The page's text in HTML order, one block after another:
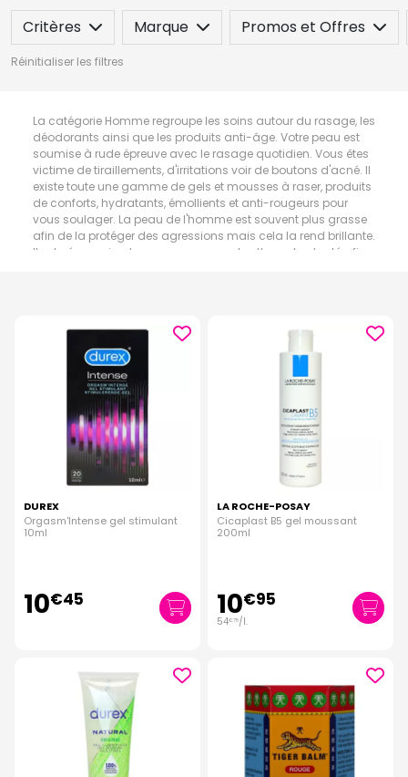
Critères Marque Promos et Offres
Réinitialiser les filtres
La catégorie Homme regroupe les soins autour du rasage, les
déodorants ainsi que les produits anti-âge. Votre peau est
soumise à rude épreuve avec le rasage quotidien. Vous êtes
victime de tiraillements, d'irritations voir de boutons d'acné. Il
existe toute une gamme de gels et mousses à raser, produits
de conforts, hydratants, émollients et anti-rougeurs pour
vous soulager. La peau de l'homme est souvent plus grasse
afin de la protéger des agressions mais cela la rend brillante.
Il est nécessaire de se procurer un gel nettoyant adapté afin
DUREX
Orgasm'Intense gel stimulant
10ml
10€45
LA ROCHE-POSAY
Cicaplast B5 gel moussant
200ml
10€95
54€75/l.